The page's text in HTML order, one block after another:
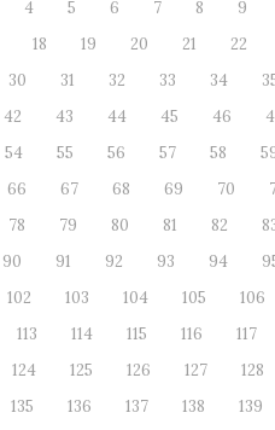
4 5 6 7 8 9
18 19 20 21 22
30 31 32 33 34
42 43 44 45 46
54 55 56 57 58
66 67 68 69 70
78 79 80 81 82
90 91 92 93 94
102 103 104 105 106
113 114 115 116 117
124 125 126 127 128
135 136 137 138 139